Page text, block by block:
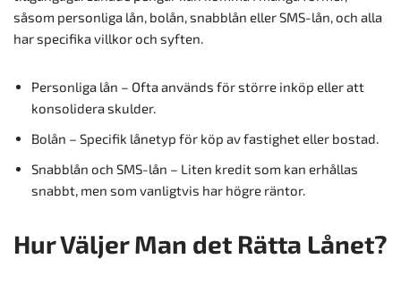
såsom personliga lån, bolån, snabblån eller SMS-lån, och alla
har specifika villkor och syften.
Personliga lån – Ofta används för större inköp eller att
konsolidera skulder.
Bolån – Specifik lånetyp för köp av fastighet eller bostad.
Snabblån och SMS-lån – Liten kredit som kan erhållas
snabbt, men som vanligtvis har högre räntor.
Hur Väljer Man det Rätta Lånet?